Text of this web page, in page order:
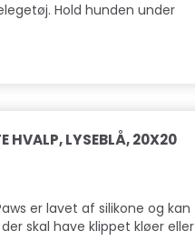
Hold hunden under
HVALP, LYSEBLÅ, 20X20
er lavet af silikone og kan
skal have klippet kløer eller